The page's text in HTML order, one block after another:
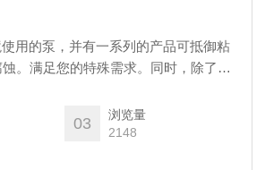
用的泵，并有一系列的产品可抵御粘
。满足您的特殊需求。同时，除了泵
03
浏览量
2148